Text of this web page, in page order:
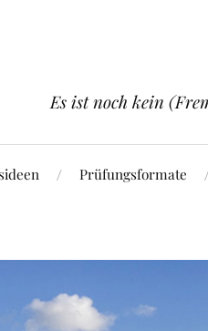
Es ist noch kein
Prüfungsformate